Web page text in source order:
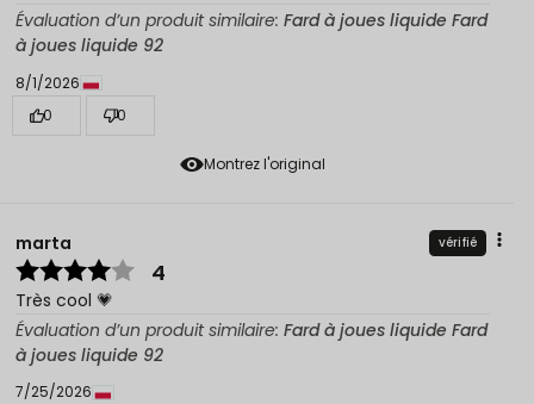
Montrez l'original
Évaluation d’un produit similaire: Fard à joues liquide Fard
à joues liquide 92
8/1/2026
0
0
marta vérifié
4
Très cool 💗
Évaluation d’un produit similaire: Fard à joues liquide Fard
à joues liquide 92
7/25/2026